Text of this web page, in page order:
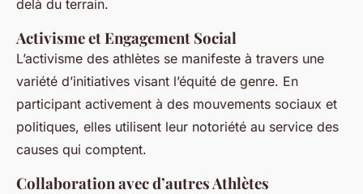
delà du terrain.
Activisme et Engagement Social
L’activisme des athlètes se manifeste à travers une
variété d’initiatives visant l’équité de genre. En
participant activement à des mouvements sociaux et
politiques, elles utilisent leur notoriété au service des
causes qui comptent.
Collaboration avec d’autres Athlètes